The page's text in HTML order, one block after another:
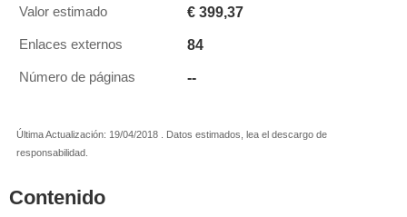
Valor estimado € 399,37
Enlaces externos 84
Número de páginas --
Última Actualización: 19/04/2018 . Datos estimados, lea el descargo de
responsabilidad.
Contenido